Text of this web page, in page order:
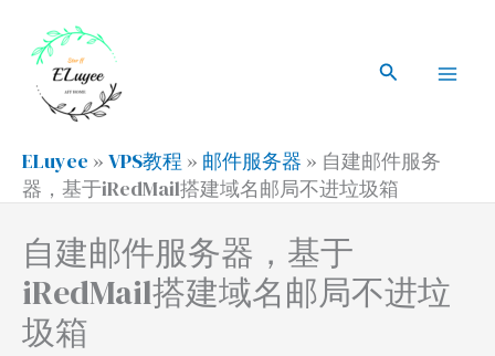
搜
ELuyee » VPS教程 » 邮件服务器 » 自建邮件服务
器，基于iRedMail搭建域名邮局不进垃圾箱
自建邮件服务器，基于
iRedMail搭建域名邮局不进垃
圾箱
索